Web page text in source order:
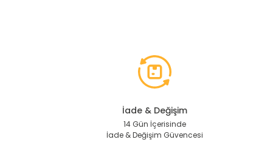
İade & Değişim
14 Gün İçerisinde
İade & Değişim Güvencesi